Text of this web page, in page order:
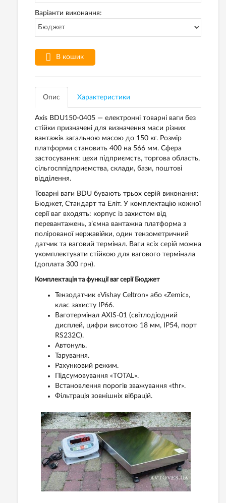
Варіанти виконання:
В кошик
Опис Характеристики
Axis BDU150-0405 — електронні товарні ваги без
стійки призначені для визначення маси різних
вантажів загальною масою до 150 кг. Розмір
платформи становить 400 на 566 мм. Сфера
застосування: цехи підприємств, торгова область,
сільгосппідприємства, склади, бази, поштові
відділення.
Товарні ваги BDU бувають трьох серій виконання:
Бюджет, Стандарт та Еліт. У комплектацію кожної
серії ваг входять: корпус із захистом від
перевантажень, з’ємна вантажна платформа з
полірованої нержавійки, один тензометричний
датчик та ваговий термінал. Ваги всіх серій можна
укомплектувати стійкою для вагового термінала
(доплата 300 грн).
Комплектація та функції ваг серії Бюджет
Тензодатчик «Vishay Celtron» або «Zemic»,
клас захисту IP66.
Ваготермінал AXIS-01 (світлодіодний
дисплей, цифри висотою 18 мм, IP54, порт
RS232C).
Автонуль.
Тарування.
Рахунковий режим.
Підсумовування «TOTAL».
Встановлення порогів зважування «thr».
Фільтрація зовнішніх вібрацій.